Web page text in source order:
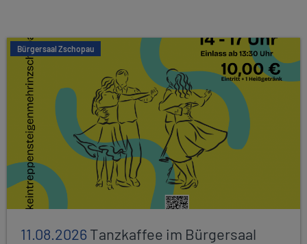
Bürgersaal Zschopau
11.08.2026Tanzkaffee im Bürgersaal